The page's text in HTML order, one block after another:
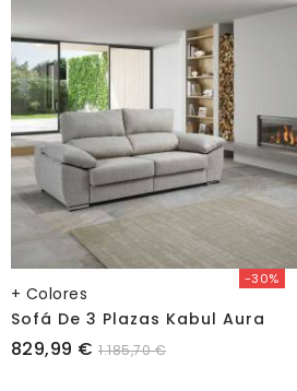
+ Colores
-30%
Sofá De 3 Plazas Kabul Aura
Precio
829,99 € 1.185,70 €